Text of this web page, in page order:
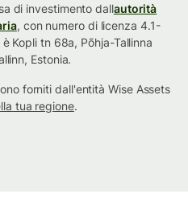
di investimento dallautorità
, con numero di licenza 4.1-
Kopli tn 68a, Põhja-Tallinna
Estonia.
forniti dall'entità Wise Assets
tua regione.